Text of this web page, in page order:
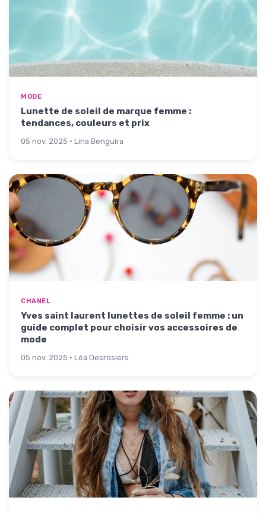
MODE
Lunette de soleil de marque femme :
tendances, couleurs et prix
05 nov. 2025 · Lina Benguira
CHANEL
Yves saint laurent lunettes de soleil femme : un
guide complet pour choisir vos accessoires de
mode
05 nov. 2025 · Léa Desrosiers